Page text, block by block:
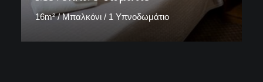
16m² / Μπαλκόνι / 1 Υπνοδωμάτιο